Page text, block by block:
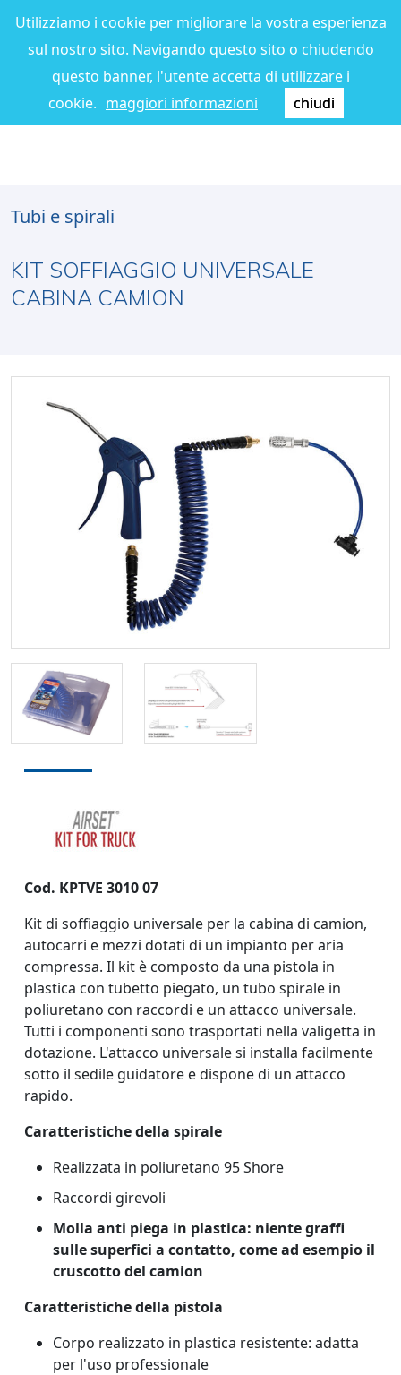
Utilizziamo i cookie per migliorare la vostra esperienza
sul nostro sito. Navigando questo sito o chiudendo
questo banner, l'utente accetta di utilizzare i
cookie. maggiori informazioni chiudi
Tubi e spirali
KIT SOFFIAGGIO UNIVERSALE
CABINA CAMION
Cod. KPTVE 3010 07
Kit di soffiaggio universale per la cabina di camion,
autocarri e mezzi dotati di un impianto per aria
compressa. Il kit è composto da una pistola in
plastica con tubetto piegato, un tubo spirale in
poliuretano con raccordi e un attacco universale.
Tutti i componenti sono trasportati nella valigetta in
dotazione. L'attacco universale si installa facilmente
sotto il sedile guidatore e dispone di un attacco
rapido.
Caratteristiche della spirale
Realizzata in poliuretano 95 Shore
Raccordi girevoli
Molla anti piega in plastica: niente graffi
sulle superfici a contatto, come ad esempio il
cruscotto del camion
Caratteristiche della pistola
Corpo realizzato in plastica resistente: adatta
per l'uso professionale